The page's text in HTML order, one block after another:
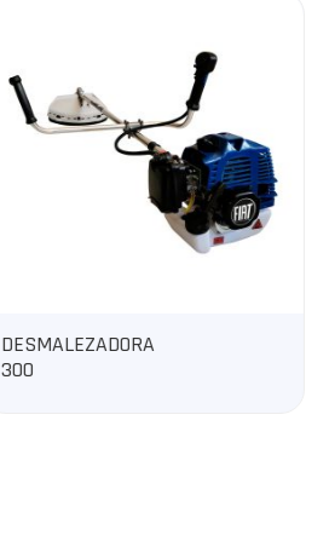
DESMALEZADORA
300